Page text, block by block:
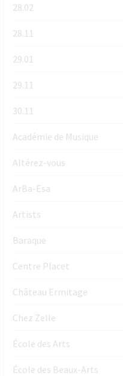
28.02
28.11
29.01
29.11
30.11
Académie de Musique
Altérez-vous
ArBa-Esa
Artists
Baraque
Centre Placet
Château Ermitage
Chez Zelle
École des Arts
École des Beaux-Arts